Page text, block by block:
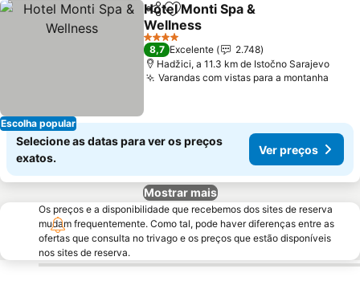
Escolha popular
PartilharAdicionar aos favoritos
Hotel Monti Spa &
Wellness
4 Estrelas
8,7 Excelente
2.748
Hadžici, a 11.3 km de Istočno Sarajevo
Varandas com vistas para a montanha
Selecione as datas para ver os preços
exatos.
Ver preços
Mostrar mais
Os preços e a disponibilidade que recebemos dos sites de reserva
mudam frequentemente. Como tal, pode haver diferenças entre as
ofertas que consulta no trivago e os preços que estão disponíveis
nos sites de reserva.